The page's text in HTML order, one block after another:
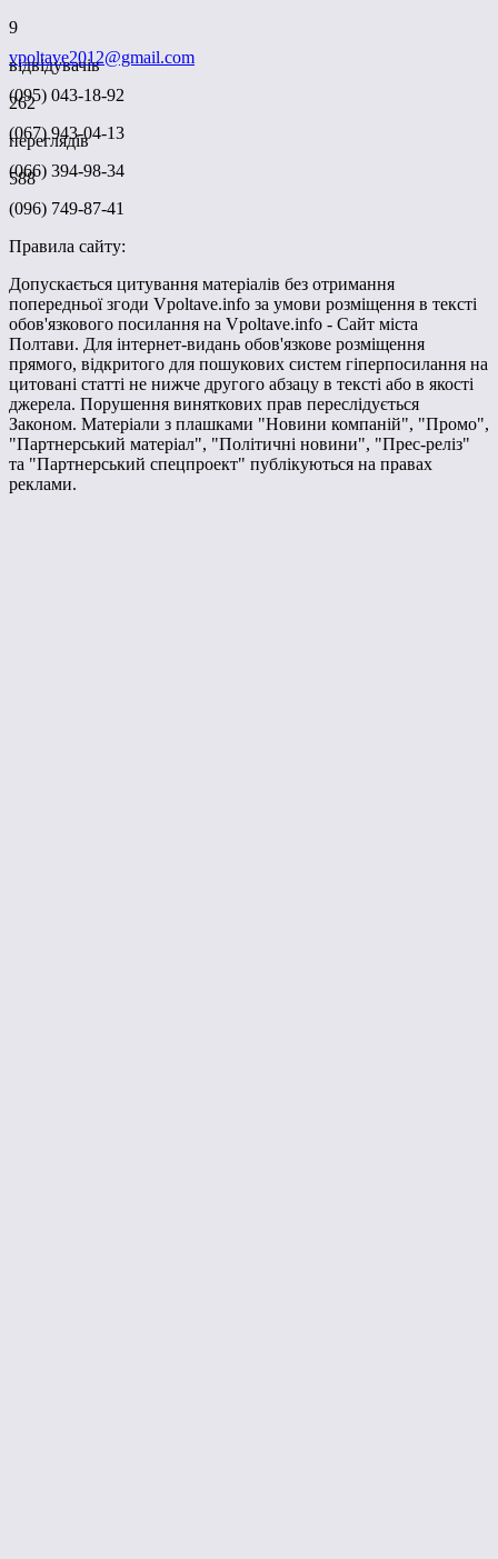
9
відвідувачів
262
переглядів
588
vpoltave2012@gmail.com
(095) 043-18-92
(067) 943-04-13
(066) 394-98-34
(096) 749-87-41
Правила сайту:
Допускається цитування матеріалів без отримання
попередньої згоди Vpoltave.info за умови розміщення в тексті
обов'язкового посилання на Vpoltave.info - Сайт міста
Полтави. Для інтернет-видань обов'язкове розміщення
прямого, відкритого для пошукових систем гіперпосилання на
цитовані статті не нижче другого абзацу в тексті або в якості
джерела. Порушення виняткових прав переслідується
Законом. Матеріали з плашками "Новини компаній", "Промо",
"Партнерський матеріал", "Політичні новини", "Прес-реліз"
та "Партнерський спецпроект" публікуються на правах
реклами.